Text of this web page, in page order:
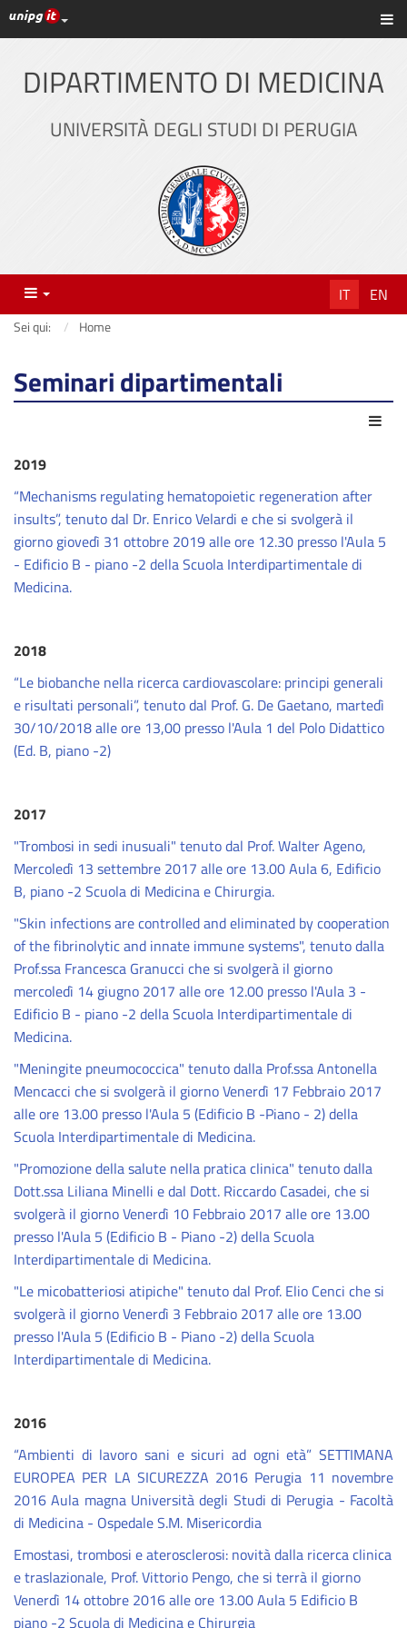
Vai
al
principale
Link ai principali servizi web di Ateneo
DIPARTIMENTO DI MEDICINA
UNIVERSITÀ DEGLI STUDI DI PERUGIA
Menu IT EN
Sei qui: Home
Seminari dipartimentali
2019
“Mechanisms regulating hematopoietic regeneration after
insults”, tenuto dal Dr. Enrico Velardi e che si svolgerà il
giorno giovedì 31 ottobre 2019 alle ore 12.30 presso l'Aula 5
- Edificio B - piano -2 della Scuola Interdipartimentale di
Medicina.
2018
“Le biobanche nella ricerca cardiovascolare: principi generali
e risultati personali”, tenuto dal Prof. G. De Gaetano, martedì
30/10/2018 alle ore 13,00 presso l'Aula 1 del Polo Didattico
(Ed. B, piano -2)
2017
"Trombosi in sedi inusuali" tenuto dal Prof. Walter Ageno,
Mercoledì 13 settembre 2017 alle ore 13.00 Aula 6, Edificio
B, piano -2 Scuola di Medicina e Chirurgia.
"Skin infections are controlled and eliminated by cooperation
of the fibrinolytic and innate immune systems", tenuto dalla
Prof.ssa Francesca Granucci che si svolgerà il giorno
mercoledì 14 giugno 2017 alle ore 12.00 presso l'Aula 3 -
Edificio B - piano -2 della Scuola Interdipartimentale di
Medicina.
"Meningite pneumococcica" tenuto dalla Prof.ssa Antonella
Mencacci che si svolgerà il giorno Venerdì 17 Febbraio 2017
alle ore 13.00 presso l'Aula 5 (Edificio B -Piano - 2) della
Scuola Interdipartimentale di Medicina.
"Promozione della salute nella pratica clinica" tenuto dalla
Dott.ssa Liliana Minelli e dal Dott. Riccardo Casadei, che si
svolgerà il giorno Venerdì 10 Febbraio 2017 alle ore 13.00
presso l'Aula 5 (Edificio B - Piano -2) della Scuola
Interdipartimentale di Medicina.
"Le micobatteriosi atipiche" tenuto dal Prof. Elio Cenci che si
svolgerà il giorno Venerdì 3 Febbraio 2017 alle ore 13.00
presso l'Aula 5 (Edificio B - Piano -2) della Scuola
Interdipartimentale di Medicina.
2016
“Ambienti di lavoro sani e sicuri ad ogni età” SETTIMANA
EUROPEA PER LA SICUREZZA 2016 Perugia 11 novembre
2016 Aula magna Università degli Studi di Perugia - Facoltà
di Medicina - Ospedale S.M. Misericordia
Emostasi, trombosi e aterosclerosi: novità dalla ricerca clinica
e traslazionale, Prof. Vittorio Pengo, che si terrà il giorno
Venerdì 14 ottobre 2016 alle ore 13.00 Aula 5 Edificio B
piano -2 Scuola di Medicina e Chirurgia